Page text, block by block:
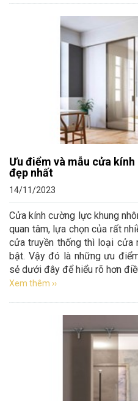
Ưu điểm và mẫu cửa
đẹp nhất
14/11/2023
Cửa kính cường lực khung
quan tâm, lựa chọn của rất
cửa truyền thống thì loại cửa
bật. Vậy đó là những ưu
sẻ dưới đây để hiểu rõ hơn
Xem thêm ››